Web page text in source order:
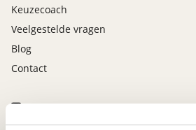
Keuzecoach
Veelgestelde vragen
Blog
Contact